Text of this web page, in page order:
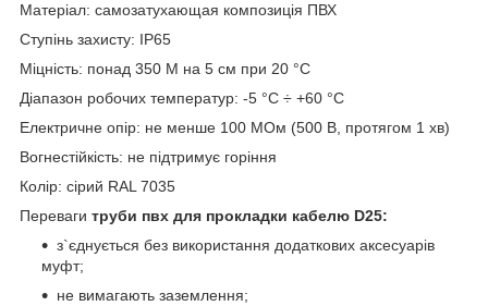
Матеріал: самозатухающая композиція ПВХ
Ступінь захисту: IP65
Міцність: понад 350 М на 5 см при 20 °С
Діапазон робочих температур: -5 °С ÷ +60 °С
Електричне опір: не менше 100 МОм (500 В, протягом 1 хв)
Вогнестійкість: не підтримує горіння
Колір: сірий RAL 7035
Переваги труби пвх для прокладки кабелю D25:
з`єднується без використання додаткових аксесуарів
муфт;
не вимагають заземлення;